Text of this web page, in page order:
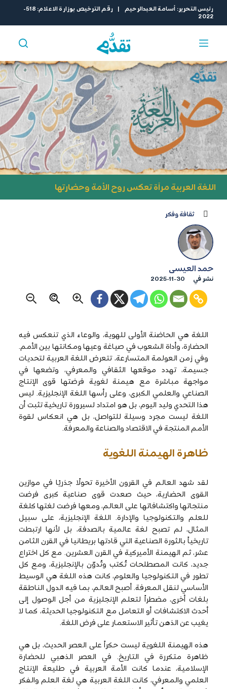
ل
و
إ
ل
ى
ا
ل
م
ح
ت
ى
رئيس التحرير: أسامة العبدالرحيم | رقم الترخيص بوزارة الاعلام: 518-
2022
اللغة العربية مرآة تعكس روح الأمة وحضارتها
ثقافة وفكر
حمد العيسى
نشر في 2025-11-30
اللغة هي الحاضنة الأولى للهوية، والوعاء الذي تنعكس فيه
الحضارة، وأداة الشعوب في صياغة وعيها ومكانتها بين الأمم.
وفي زمن العولمة المتسارعة، تتعرض اللغة العربية لتحديات
جسيمة، تهدد موقعها الثقافي والمعرفي، وتضعها في
مواجهة مباشرة مع هيمنة لغوية فرضتها قوى الإنتاج
الصناعي والعلمي الكبرى، وعلى رأسها اللغة الإنجليزية. ليس
هذا التحدي وليد اليوم، بل هو امتداد لسيرورة تاريخية تثبت أن
اللغة ليست مجرد وسيلة للتواصل، بل هي انعكاس لقوة
الأمم المنتجة في الاقتصاد والصناعة والمعرفة.
ظاهرة الهيمنة اللغوية
لقد شهد العالم في القرون الأخيرة تحولًا جذريًا في موازين
القوى الحضارية، حيث صعدت قوى صناعية كبرى فرضت
منتجاتها واكتشافاتها على العالم، ومعها فرضت لغتها كلغة
للعلم والتكنولوجيا والإدارة. اللغة الإنجليزية، على سبيل
المثال، لم تصبح لغة عالمية بالصدفة، بل لأنها ارتبطت
تاريخياً بالثورة الصناعية التي قادتها بريطانيا في القرن الثامن
عشر، ثم الهيمنة الأميركية في القرن العشرين. مع كل اختراع
جديد، كانت المصطلحات تُكتب وتُدوّن بالإنجليزية، ومع كل
تطور في التكنولوجيا والعلوم، كانت هذه اللغة هي الوسيط
الأساسي لنقل المعرفة. أصبح العالم، بما فيه الدول الناطقة
بلغات أخرى، مضطراً لتعلم الإنجليزية من أجل الوصول إلى
أحدث الاكتشافات أو التعامل مع التكنولوجيا الحديثة، كما لا
يغيب عن الذهن تأثير الاستعمار على فرض اللغة.
هذه الهيمنة اللغوية ليست حكراً على العصر الحديث، بل هي
ظاهرة متكررة في التاريخ. في العصر الذهبي للحضارة
الإسلامية، عندما كانت الأمة العربية في طليعة الإنتاج
العلمي والمعرفي، كانت اللغة العربية هي لغة العلم والفكر